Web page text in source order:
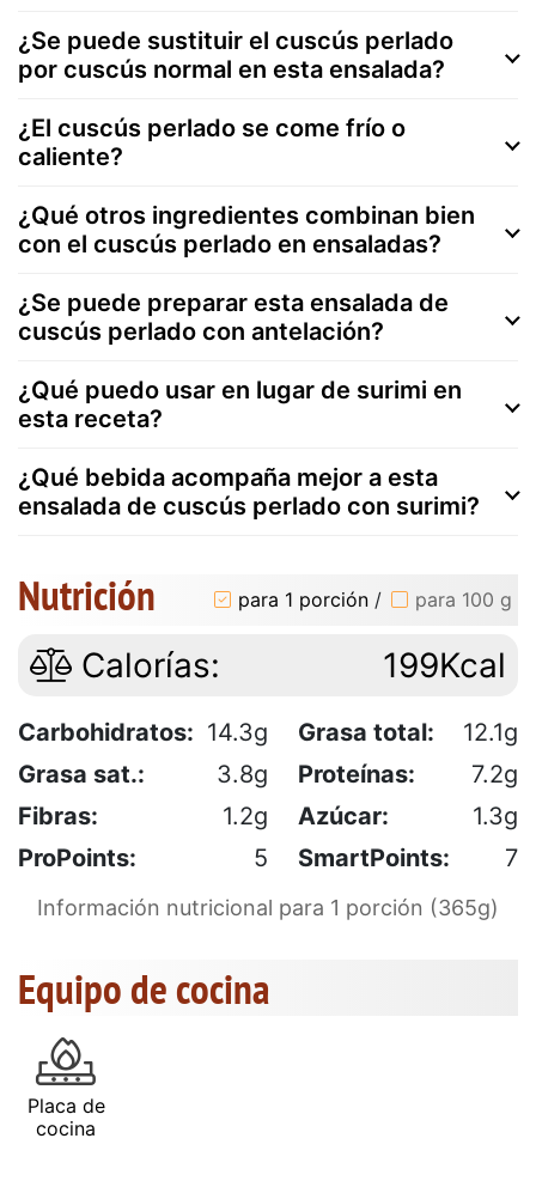
¿Se puede sustituir el cuscús perlado
por cuscús normal en esta ensalada?
¿El cuscús perlado se come frío o
caliente?
¿Qué otros ingredientes combinan bien
con el cuscús perlado en ensaladas?
¿Se puede preparar esta ensalada de
cuscús perlado con antelación?
¿Qué puedo usar en lugar de surimi en
esta receta?
¿Qué bebida acompaña mejor a esta
ensalada de cuscús perlado con surimi?
Nutrición para 1 porción / para 100 g
Calorías: 199Kcal
Carbohidratos: 14.3g Grasa total:
12.1g
Grasa sat.:
3.8g Proteínas:
7.2g
Fibras:
1.2g Azúcar:
1.3g
ProPoints:
5 SmartPoints: 7
Información nutricional para 1 porción (365g)
Equipo de cocina
Placa de
cocina